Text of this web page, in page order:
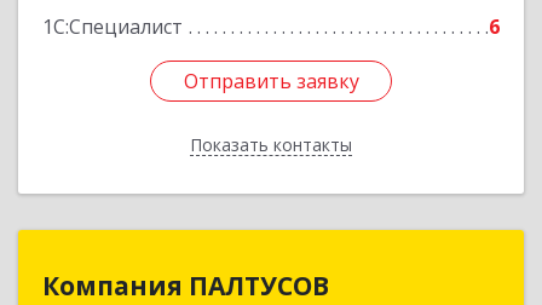
1С:Специалист
6
Отправить заявку
Показать контакты
Отправить заявку
Назад
Компания ПАЛТУСОВ